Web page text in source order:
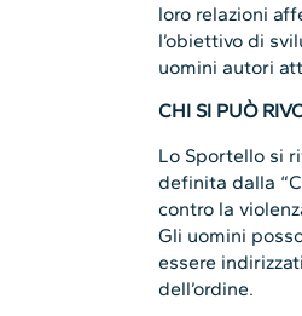
loro relazioni
l’obiettivo di
uomini autori
CHI SI PUÒ
Lo Sportello si
definita dalla
contro la
Gli uomini
essere
dell’ordine.